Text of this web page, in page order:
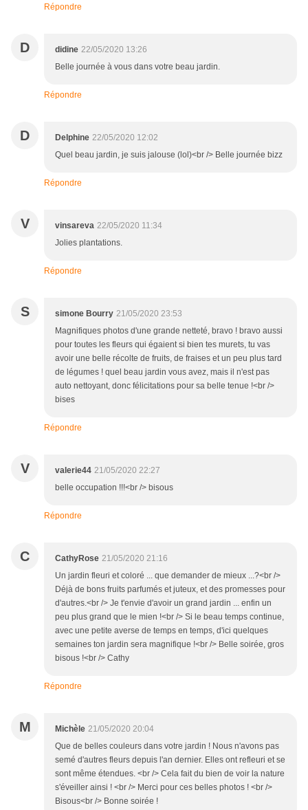
Répondre
D didine 22/05/2020 13:26
Belle journée à vous dans votre beau jardin.
Répondre
D Delphine 22/05/2020 12:02
Quel beau jardin, je suis jalouse (lol)<br /> Belle journée bizz
Répondre
V vinsareva 22/05/2020 11:34
Jolies plantations.
Répondre
S simone Bourry 21/05/2020 23:53
Magnifiques photos d'une grande netteté, bravo ! bravo aussi
pour toutes les fleurs qui égaient si bien tes murets, tu vas
avoir une belle récolte de fruits, de fraises et un peu plus tard
de légumes ! quel beau jardin vous avez, mais il n'est pas
auto nettoyant, donc félicitations pour sa belle tenue !<br />
bises
Répondre
V valerie44 21/05/2020 22:27
belle occupation !!!<br /> bisous
Répondre
C CathyRose 21/05/2020 21:16
Un jardin fleuri et coloré ... que demander de mieux ...?<br />
Déjà de bons fruits parfumés et juteux, et des promesses pour
d'autres.<br /> Je t'envie d'avoir un grand jardin ... enfin un
peu plus grand que le mien !<br /> Si le beau temps continue,
avec une petite averse de temps en temps, d'ici quelques
semaines ton jardin sera magnifique !<br /> Belle soirée, gros
bisous !<br /> Cathy
Répondre
M Michèle 21/05/2020 20:04
Que de belles couleurs dans votre jardin ! Nous n'avons pas
semé d'autres fleurs depuis l'an dernier. Elles ont refleuri et se
sont même étendues. <br /> Cela fait du bien de voir la nature
s'éveiller ainsi ! <br /> Merci pour ces belles photos ! <br />
Bisous<br /> Bonne soirée !